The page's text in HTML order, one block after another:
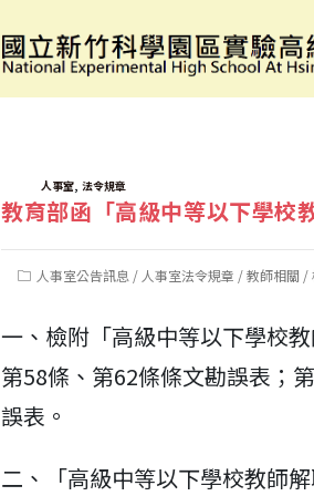
[法令規章]教育部函「高級中等
人事室, 法令規章
教育部函「高級中等以下學校
Post人事室公告訊息 / 人事室法令規章 /教師相關 /
一、檢附「高級中等以下學校
第58條、第62條條文勘誤表；
誤表。
二、「高級中等以下學校教師